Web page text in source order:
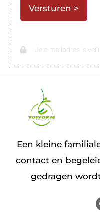
Je e-mailadres is
Een kleine
contact en
gedragen